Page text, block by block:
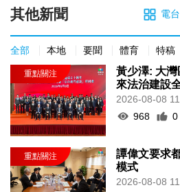
其他新聞 電台
全部 本地 要聞 體育 特稿
黃少澤: 大
來法治建設
2026-08-08
968
0
譚偉文要求
模式
2026-08-08